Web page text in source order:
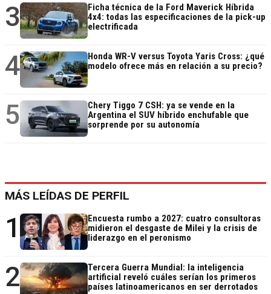
3
Ficha técnica de la Ford Maverick Híbrida
4x4: todas las especificaciones de la pick-up
electrificada
4
Honda WR-V versus Toyota Yaris Cross: ¿qué
modelo ofrece más en relación a su precio?
5
Chery Tiggo 7 CSH: ya se vende en la
Argentina el SUV híbrido enchufable que
sorprende por su autonomía
MÁS LEÍDAS DE PERFIL
1
Encuesta rumbo a 2027: cuatro consultoras
midieron el desgaste de Milei y la crisis de
liderazgo en el peronismo
2
Tercera Guerra Mundial: la inteligencia
artificial reveló cuáles serían los primeros
países latinoamericanos en ser derrotados